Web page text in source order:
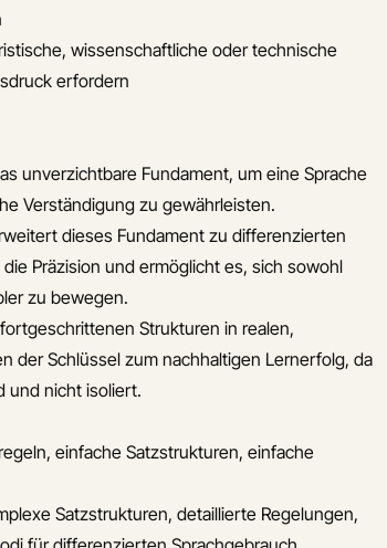
wissenschaftliche oder technische
erfordern
unverzichtbare Fundament, um eine Sprache
Verständigung zu gewährleisten.
dieses Fundament zu differenzierten
Präzision und ermöglicht es, sich sowohl
zu bewegen.
Strukturen in realen,
der Schlüssel zum nachhaltigen Lernerfolg, da
und nicht isoliert.
einfache Satzstrukturen, einfache
Satzstrukturen, detaillierte Regelungen,